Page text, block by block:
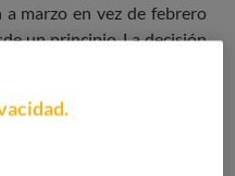
marzo en vez de febrero
un principio. La decisión
de la actual situación